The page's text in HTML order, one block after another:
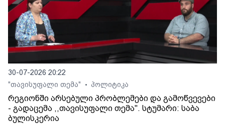
30-07-2026 20:22
"თავისუფალი თემა"
• პოლიტიკა
რეგიონში არსებული პრობლემები და გამოწვევები
- გადაცემა ,,თავისუფალი თემა". სტუმარი: საბა
ბულისკერია